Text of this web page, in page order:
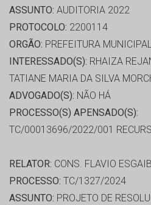
ASSUNTO: AUDITORIA 2022
PROTOCOLO: 2200114
ORGÃO: PREFEITURA
INTERESSADO(S): RHAIZA
TATIANE MARIA DA SILVA
ADVOGADO(S): NÃO HÁ
PROCESSO(S) APENSADO(S):
TC/00013696/2022/001
RELATOR: CONS. FLAVIO
PROCESSO: TC/1327/2024
ASSUNTO: PROJETO DE